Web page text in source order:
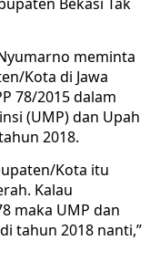
meminta
Kota di Jawa
78/2015 dalam
(UMP) dan Upah
2018.
Kota itu
Kalau
maka UMP dan
tahun 2018 nanti,”